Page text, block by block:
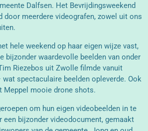
Dalfsen. Het Bevrijdingsweekend
door meerdere videografen, zowel uit ons
t hel e weekend op haar eigen wijze vast,
bijzonder waardevolle beelden van onder
Riezebos uit Zwolle filmde vanuit
spectaculaire beelden opleverde. Ook
Meppel mooie drone shots.
om hun eigen videobeelden in te
bijzonder videodocument, gemaakt